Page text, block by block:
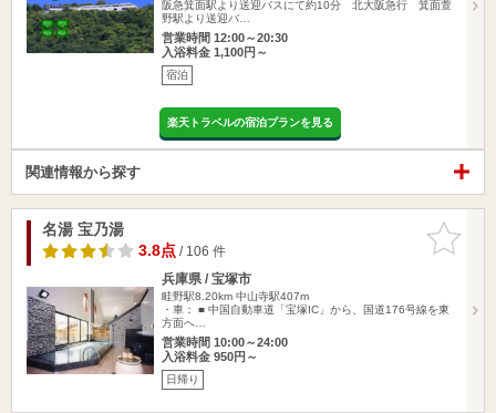
阪急箕面駅より送迎バスにて約10分 北大阪急行 箕面萱
野駅より送迎バ…
営業時間 12:00～20:30
入浴料金 1,100円～
宿泊
楽天トラベルの宿泊プランを見る
関連情報から探す
お気に入
りに追加
名湯 宝乃湯
3.8点/ 106 件
兵庫県 / 宝塚市
畦野駅8.20km 中山寺駅407m
・車： ■ 中国自動車道「宝塚IC」から、国道176号線を東
方面へ…
営業時間 10:00～24:00
入浴料金 950円～
日帰り